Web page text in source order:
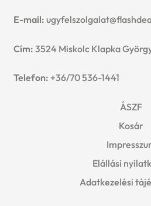
E-mail:
Cím: 3524 Miskolc Klapka
Telefon: +36/70 536-1441
ÁSZF
Kosár
Elállási
Adatkezelési